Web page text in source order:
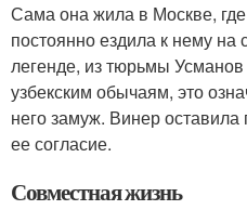
Сама она жила в Москве,
постоянно ездила к нему
легенде, из тюрьмы
узбекским обычаям, это
него замуж. Винер оставила
ее согласие.
Совместная жизнь